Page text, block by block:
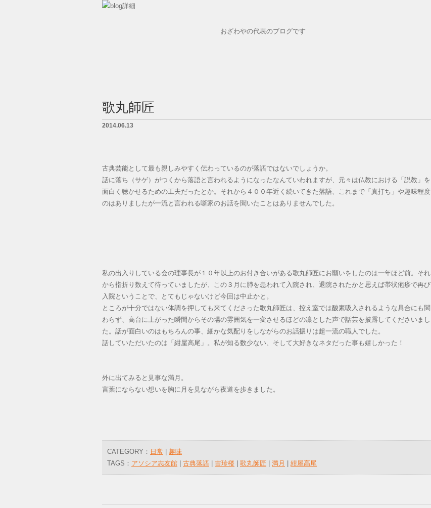
おざわやの代表のブログです
歌丸師匠
2014.06.13
古典芸能として最も親しみやすく伝わっているのが落語ではないでしょうか。
話に落ち（サゲ）がつくから落語と言われるようになったなんていわれますが、元々は仏教における「説教」を
面白く聴かせるための工夫だったとか。それから４００年近く続いてきた落語、これまで「真打ち」や趣味程度
のはありましたが一流と言われる噺家のお話を聞いたことはありませんでした。
私の出入りしている会の理事長が１０年以上のお付き合いがある歌丸師匠にお願いをしたのは一年ほど前。それ
から指折り数えて待っていましたが、この３月に肺を患われて入院され、退院されたかと思えば帯状疱疹で再び
入院ということで、とてもじゃないけど今回は中止かと。
ところが十分ではない体調を押しても来てくださった歌丸師匠は、控え室では酸素吸入されるような具合にも関
わらず、高台に上がった瞬間からその場の雰囲気を一変させるほどの凛とした声で話芸を披露してくださいまし
た。話が面白いのはもちろんの事、細かな気配りをしながらのお話振りは超一流の職人でした。
話していただいたのは「紺屋高尾」。私が知る数少ない、そして大好きなネタだった事も嬉しかった！
外に出てみると見事な満月。
言葉にならない想いを胸に月を見ながら夜道を歩きました。
CATEGORY： 日常
趣味
TAGS： アソシア志友館 古典落語 吉珍楼 歌丸師匠 満月 紺屋高尾